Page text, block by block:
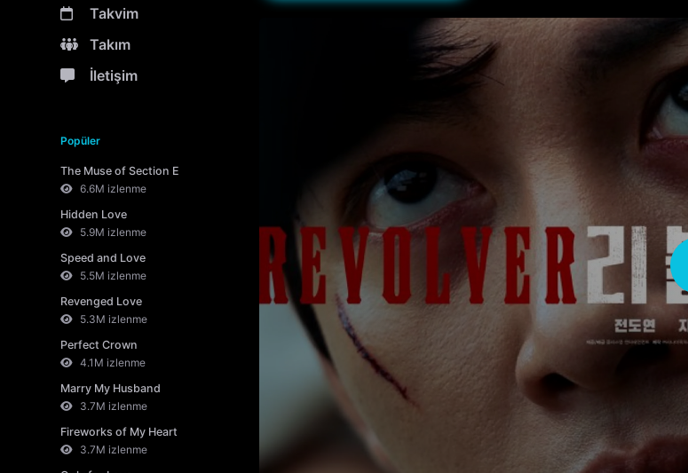
Takvim
Takım
İletişim
Popüler
The Muse of Section E
6.6M izlenme
Hidden Love
5.9M izlenme
Speed and Love
5.5M izlenme
Revenged Love
5.3M izlenme
Perfect Crown
4.1M izlenme
Marry My Husband
3.7M izlenme
Fireworks of My Heart
3.7M izlenme